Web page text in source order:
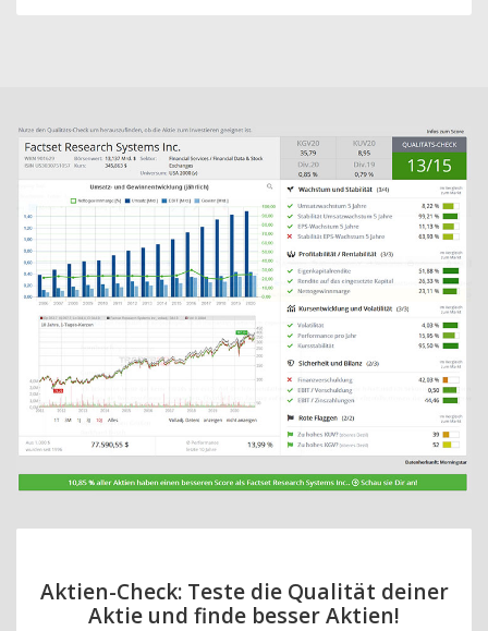
Aktien-Check: Teste die Qualität deiner
Aktie und finde besser Aktien!